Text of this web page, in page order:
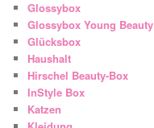
Glossybox
Glossybox Young Beauty
Glücksbox
Haushalt
Hirschel Beauty-Box
InStyle Box
Katzen